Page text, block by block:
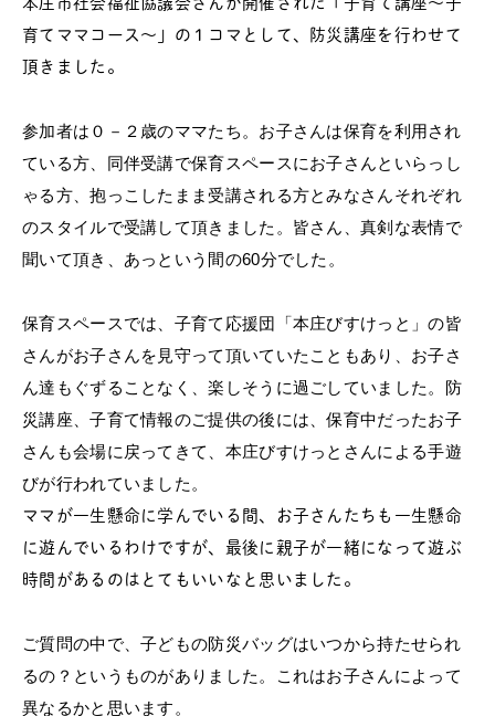
育てママコース～」の１コマとして、
防災講座を行わせて
頂きました。
参加者は０－２歳のママたち。お子さんは保育を利用され
ている方 、同伴受講で保育スペースにお子さんといらっし
ゃる方、抱っこしたまま受講される方とみなさんそれぞれ
のスタイルで受講して頂きました。皆さん、真剣な表情で
聞いて頂き、 あっという間の60分でした。
保育スペースでは、子育て応援団「本庄びすけっと」の皆
さんがお子さんを見守って頂いていたこともあり、 お子さ
ん達もぐずることなく、楽しそうに過ごしていました。
防
災講座、子育て情報のご提供の後には、保育中だったお子
さんも会場に戻ってきて、 本庄びすけっとさんによる手遊
びが行われていました。
ママが一生懸命に学んでいる間、 お子さんたちも一生懸命
に遊んでいるわけですが、 最後に親子が一緒になって遊ぶ
時間があるのはとてもいいなと思い ました。
ご質問の中で、子どもの防災バッグはいつから持たせられ
るの？と いうものがありました。これはお子さんによって
異なるかと思います。